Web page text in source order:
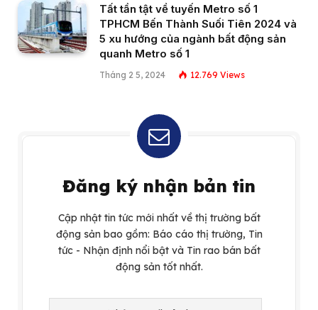
Tất tần tật về tuyến Metro số 1
TPHCM Bến Thành Suối Tiên 2024 và
5 xu hướng của ngành bất động sản
quanh Metro số 1
Tháng 2 5, 2024 12.769 Views
Đăng ký nhận bản tin
Cập nhật tin tức mới nhất về thị trường bất
động sản bao gồm: Báo cáo thị trường, Tin
tức - Nhận định nổi bật và Tin rao bán bất
động sản tốt nhất.